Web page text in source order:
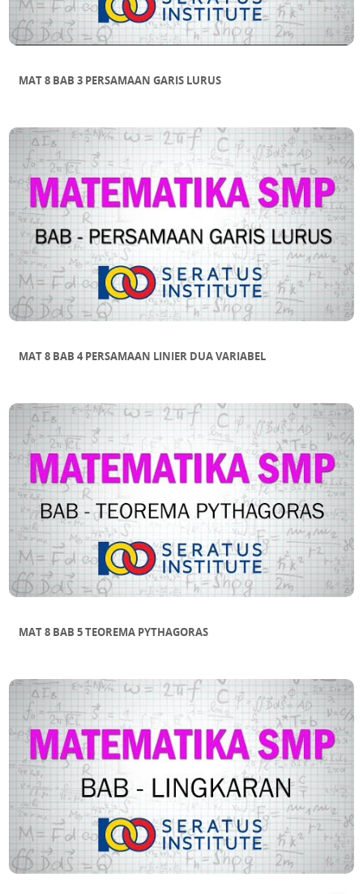
MAT 8 BAB 3 PERSAMAAN GARIS LURUS
MAT 8 BAB 4 PERSAMAAN LINIER DUA VARIABEL
MAT 8 BAB 5 TEOREMA PYTHAGORAS